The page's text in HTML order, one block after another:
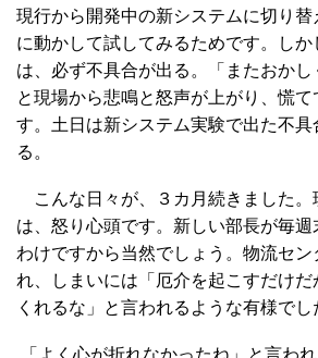
現行から開発中の新システムに切り
に動かして試してみるためです。し
は、必ず不具合が出る。「またおかし
と現場から悲鳴と怒声が上がり、慌
す。土日は新システム実験で出た不
る。
こんな日々が、３カ月続きました。
は、怒り心頭です。新しい部長が毎
わけですから当然でしょう。物流セ
れ、しまいには「厄介を起こすだけだ
くれるな」と言われるような有様でし
「よく心が折れなかったね」と言わ